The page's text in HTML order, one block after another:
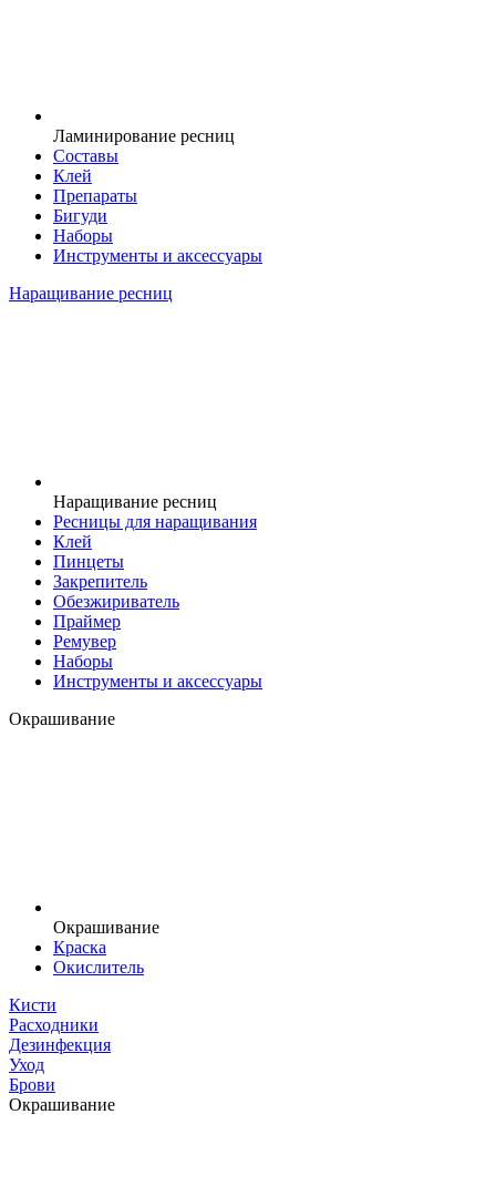
Ламинирование ресниц
Составы
Клей
Препараты
Бигуди
Наборы
Инструменты и аксессуары
Наращивание ресниц
Наращивание ресниц
Ресницы для наращивания
Клей
Пинцеты
Закрепитель
Обезжириватель
Праймер
Ремувер
Наборы
Инструменты и аксессуары
Окрашивание
Окрашивание
Краска
Окислитель
Кисти
Расходники
Дезинфекция
Уход
Брови
Окрашивание